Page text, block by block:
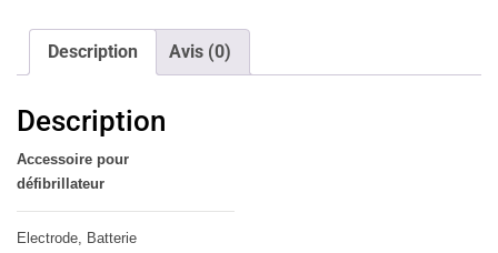
Description Avis (0)
Description
Accessoire pour
défibrillateur
Electrode, Batterie